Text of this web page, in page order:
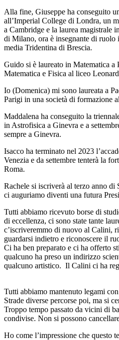
Alla fine, Giuseppe ha conseguito
all’Imperial College di Londra, un
a Cambridge e la laurea magistrale
di Milano, ora è insegnante di ruolo
media Tridentina di Brescia.
Guido si è laureato in Matematica a
Matematica e Fisica al liceo
Io (Domenica) mi sono laureata a
Parigi in una società di formazione
Maddalena ha conseguito la
in Astrofisica a Ginevra e a
sempre a Ginevra.
Isacco ha terminato nel 2023
Venezia e da settembre tenterà la
Roma.
Rachele si iscriverà al terzo anno di
ci auguriamo diventi una futura
Tutti abbiamo ricevuto borse di
di eccellenza, ci sono state tante
c’iscriveremmo di nuovo al Calini,
guardarsi indietro e riconoscere il
Ci ha ben preparato e ci ha offerto
qualcuno ha preso un indirizzo
qualcuno artistico. Il Calini ci ha
Tutti abbiamo mantenuto legami
Strade diverse percorse poi, ma si
Troppo tempo passato da vicini di
condivise. Non si possono
Ho come l’impressione che questo